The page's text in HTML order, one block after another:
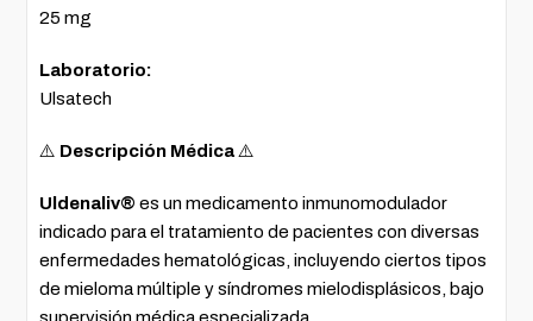
25 mg
Laboratorio:
Ulsatech
⚠️ Descripción Médica ⚠️
Uldenaliv® es un medicamento inmunomodulador
indicado para el tratamiento de pacientes con diversas
enfermedades hematológicas, incluyendo ciertos tipos
de mieloma múltiple y síndromes mielodisplásicos, bajo